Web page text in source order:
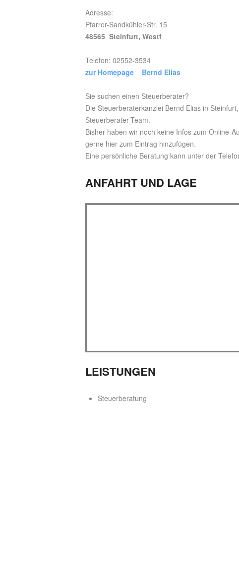
Adresse:
Pfarrer-Sandkühler-Str. 15
48565 Steinfurt, Westf
Telefon: 02552-3534
zur Homepage Bernd Elias
Sie suchen einen Steuerberater?
Die Steuerberaterkanzlei Bernd Elias in
Steuerberater-Team.
Bisher haben wir noch keine Infos zum Online-
gerne hier zum Eintrag hinzufügen.
Eine persönliche Beratung kann unter der
ANFAHRT UND LAGE
LEISTUNGEN
Steuerberatung